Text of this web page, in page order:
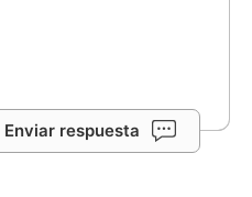
Enviar respuesta